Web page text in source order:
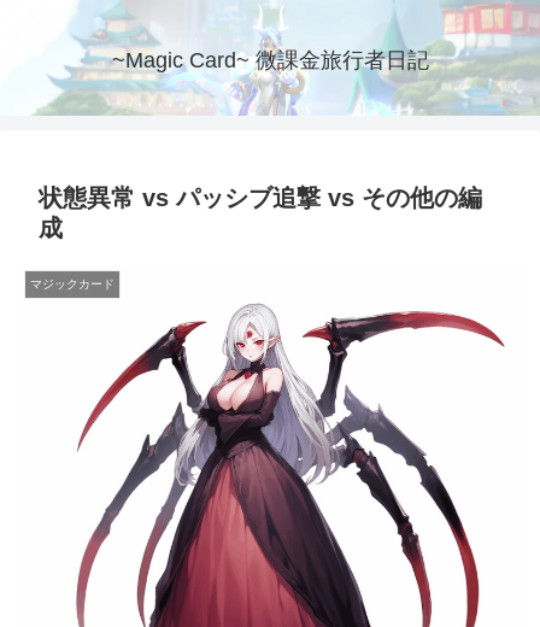
~Magic Card~ 微課金旅行者日記
状態異常 vs パッシブ追撃 vs その他の編
成
マジックカード